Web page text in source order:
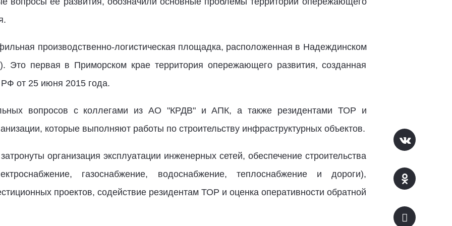
производственно-логистическая площадка, расположенная в Надеждинском
Это первая в Приморском крае территория опережающего развития, созданная
от 25 июня 2015 года.
вопросов с коллегами из АО "КРДВ" и АПК, а также резидентами ТОР и
которые выполняют работы по строительству инфраструктурных объектов.
организация эксплуатации инженерных сетей, обеспечение строительства
газоснабжение, водоснабжение, теплоснабжение и дороги),
проектов, содействие резидентам ТОР и оценка оперативности обратной